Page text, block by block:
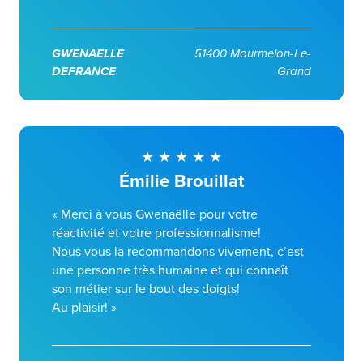
GWENAELLE
DEFRANCE
51400 Mourmelon-Le-
Grand
Émilie Brouillat
« Merci à vous Gwenaëlle pour votre
réactivité et votre professionnalisme!
Nous vous la recommandons vivement, c’est
une personne très humaine et qui connaît
son métier sur le bout des doigts!
Au plaisir! »